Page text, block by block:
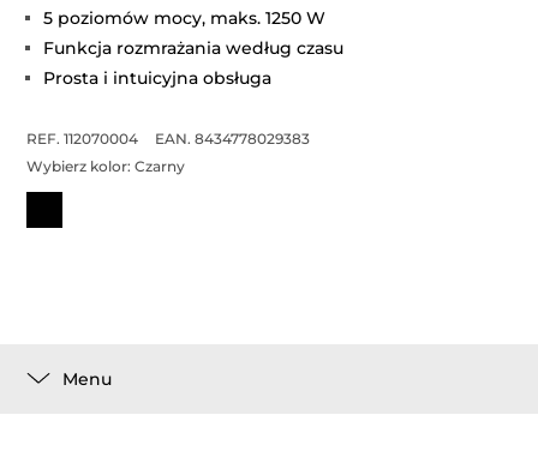
5 poziomów mocy, maks. 1250 W
Funkcja rozmrażania według czasu
Prosta i intuicyjna obsługa
REF. 112070004
EAN. 8434778029383
Wybierz kolor:Czarny
Menu